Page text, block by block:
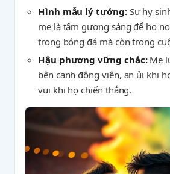
Hình mẫu lý tưởng:Sự hy
mẹ là tấm gương sáng để họ
trong bóng đá mà còn trong
Hậu phương vững chắc:Mẹ
bên cạnh động viên, an ủi khi
vui khi họ chiến thắng.